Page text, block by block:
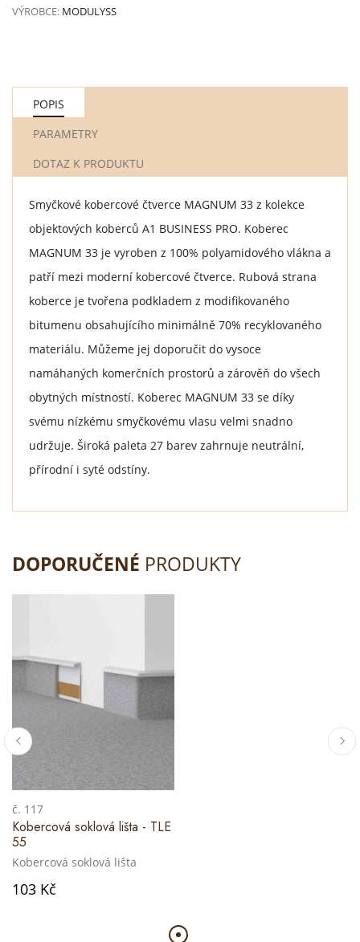
VÝROBCE: MODULYSS
POPIS
PARAMETRY
DOTAZ K PRODUKTU
Smyčkové kobercové čtverce MAGNUM 33 z kolekce
objektových koberců A1 BUSINESS PRO. Koberec
MAGNUM 33 je vyroben z 100% polyamidového vlákna a
patří mezi moderní kobercové čtverce. Rubová strana
koberce je tvořena podkladem z modifikovaného
bitumenu obsahujícího minimálně 70% recyklovaného
materiálu. Můžeme jej doporučit do vysoce
namáhaných komerčních prostorů a zárověň do všech
obytných místností. Koberec MAGNUM 33 se díky
svému nízkému smyčkovému vlasu velmi snadno
udržuje. Široká paleta 27 barev zahrnuje neutrální,
přírodní i syté odstíny.
DOPORUČENÉ PRODUKTY
č. 117
Kobercová soklová lišta - TLE
55
Kobercová soklová lišta
103 Kč